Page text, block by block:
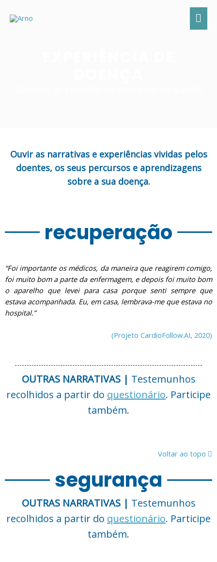
Ouvir as narrativas e experiências vividas pelos
doentes, os seus percursos e aprendizagens
sobre a sua doença.
recuperação
“Foi importante os médicos, da maneira que reagirem comigo,
foi muito bom a parte da enfermagem, e depois foi muito bom
o aparelho que levei para casa porque senti sempre que
estava acompanhada. Eu, em casa, lembrava-me que estava no
hospital.”
(Projeto CardioFollow.AI, 2020)
OUTRAS NARRATIVAS | Testemunhos
recolhidos a partir do questionário. Participe
também.
Voltar ao topo
segurança
OUTRAS NARRATIVAS | Testemunhos
recolhidos a partir do questionário. Participe
também.